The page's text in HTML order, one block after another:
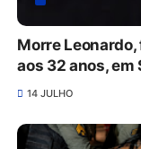
Morre Leonardo,
aos 32 anos, em
14 JULHO